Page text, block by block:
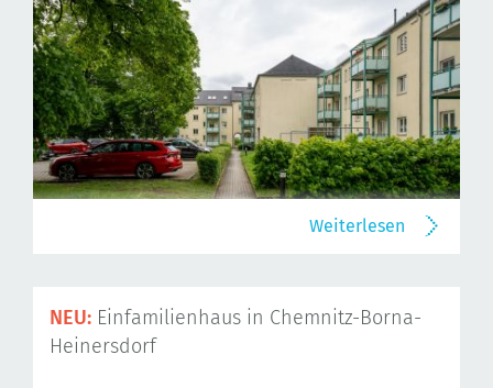
Weiterlesen
NEU: Einfamilienhaus in Chemnitz-Borna-
Heinersdorf